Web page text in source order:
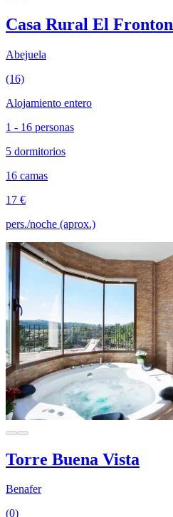
Casa Rural El Fronton
Abejuela
(16)
Alojamiento entero
1 - 16 personas
5 dormitorios
16 camas
17 €
pers./noche (aprox.)
Torre Buena Vista
Benafer
(0)